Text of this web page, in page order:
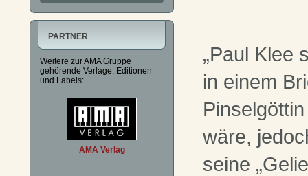
PARTNER
Weitere zur AMA Gruppe
gehörende Verlage, Editionen
und Labels:
AMA Verlag
„Paul Klee
in einem
wäre,
seine